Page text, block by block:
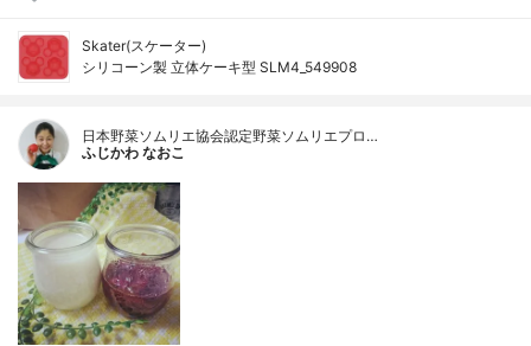
Skater(スケーター)
シリコーン製 立体ケーキ型 SLM4_549908
日本野菜ソムリエ協会認定野菜ソムリエプロ…
ふじかわ なおこ